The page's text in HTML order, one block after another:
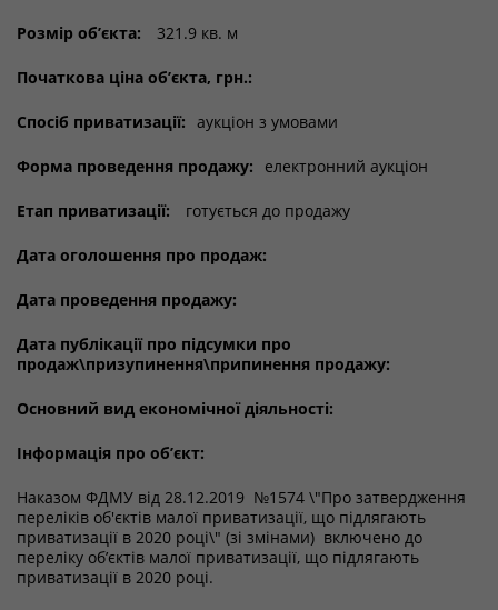
Розмір об’єкта: 321.9 кв. м
Початкова ціна об’єкта, грн.:
Спосіб приватизації: аукціон з умовами
Форма проведення продажу: електронний аукціон
Етап приватизації: готується до продажу
Дата оголошення про продаж:
Дата проведення продажу:
Дата публікації про підсумки про
продаж\призупинення\припинення продажу:
Основний вид економічної діяльності:
Інформація про об’єкт:
Наказом ФДМУ від 28.12.2019 №1574 \"Про затвердження
переліків об'єктів малої приватизації, що підлягають
приватизації в 2020 році\" (зі змінами) включено до
переліку об’єктів малої приватизації, що підлягають
приватизації в 2020 році.